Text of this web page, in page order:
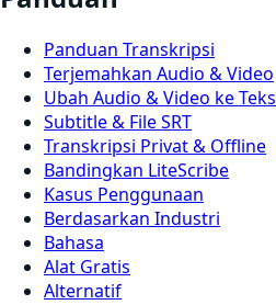
Panduan Transkripsi
Terjemahkan Audio & Video
Ubah Audio & Video ke Teks
Subtitle & File SRT
Transkripsi Privat & Offline
Bandingkan LiteScribe
Kasus Penggunaan
Berdasarkan Industri
Bahasa
Alat Gratis
Alternatif